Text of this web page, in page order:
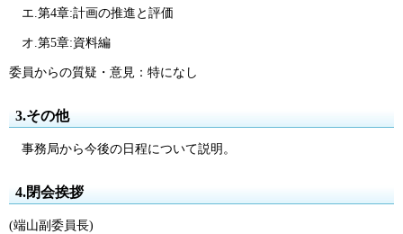
エ.第4章:計画の推進と評価
オ.第5章:資料編
委員からの質疑・意見：特になし
3.その他
事務局から今後の日程について説明。
4.閉会挨拶
(端山副委員長)